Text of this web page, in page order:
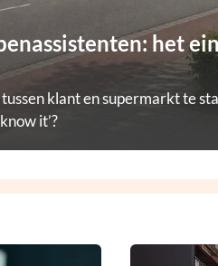
het
klant en supermarkt te
it’?